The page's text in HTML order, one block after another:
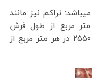
تراکم نیز مانند
مربع از طول فرش
ماشینی می گویند.مثلا فرش تراکم ۲۵۵۰ در هر متر مربع از